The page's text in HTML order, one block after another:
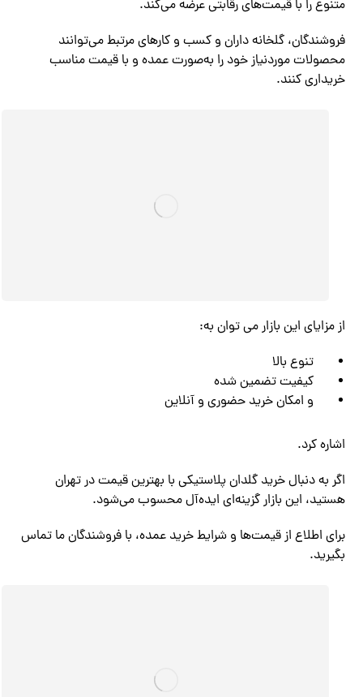
متنوع را با قیمت‌های رقابتی عرضه می‌کند.
فروشندگان، گلخانه داران و کسب و کارهای مرتبط می‌توانند
محصولات موردنیاز خود را به‌صورت عمده و با قیمت مناسب
خریداری کنند.
از مزایای این بازار می توان به:
تنوع بالا
کیفیت تضمین شده
و امکان خرید حضوری و آنلاین
اشاره کرد.
اگر به دنبال خرید گلدان پلاستیکی با بهترین قیمت در تهران
هستید، این بازار گزینه‌ای ایده‌آل محسوب می‌شود.
برای اطلاع از قیمت‌ها و شرایط خرید عمده، با فروشندگان ما تماس
بگیرید.